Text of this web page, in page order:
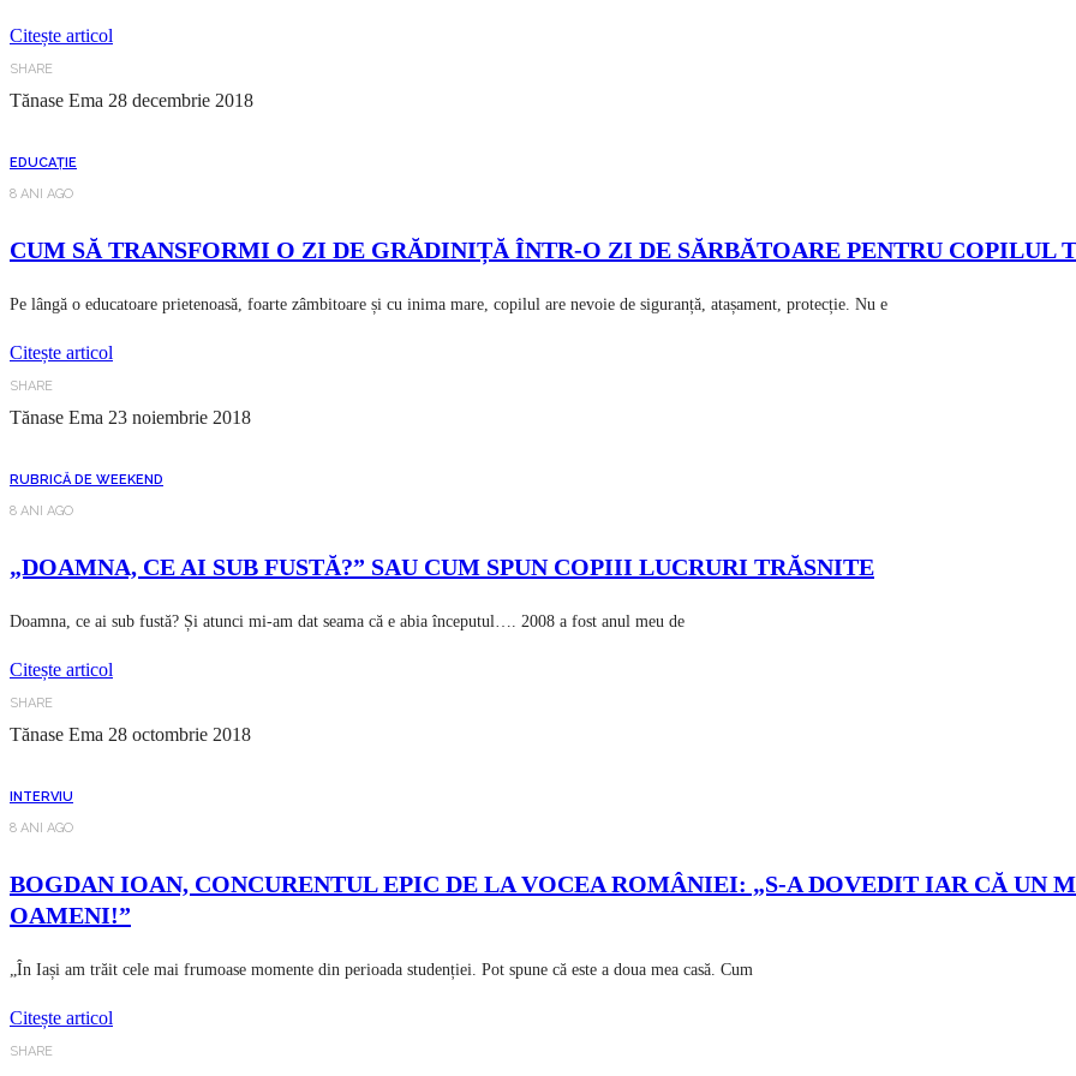
Citește articol
SHARE
Tănase Ema 28 decembrie 2018
EDUCAȚIE
8 ANI AGO
CUM SĂ TRANSFORMI O ZI DE GRĂDINIȚĂ ÎNTR-O ZI DE SĂRBĂTOARE PENTRU COPILUL
Pe lângă o educatoare prietenoasă, foarte zâmbitoare și cu inima mare, copilul are nevoie de siguranță, atașament, protecție. Nu e
Citește articol
SHARE
Tănase Ema 23 noiembrie 2018
RUBRICĂ DE WEEKEND
8 ANI AGO
„DOAMNA, CE AI SUB FUSTĂ?” SAU CUM SPUN COPIII LUCRURI TRĂSNITE
Doamna, ce ai sub fustă? Și atunci mi-am dat seama că e abia începutul…. 2008 a fost anul meu de
Citește articol
SHARE
Tănase Ema 28 octombrie 2018
INTERVIU
8 ANI AGO
BOGDAN IOAN, CONCURENTUL EPIC DE LA VOCEA ROMÂNIEI: „S-A DOVEDIT IAR CĂ UN
OAMENI!”
„În Iași am trăit cele mai frumoase momente din perioada studenției. Pot spune că este a doua mea casă. Cum
Citește articol
SHARE